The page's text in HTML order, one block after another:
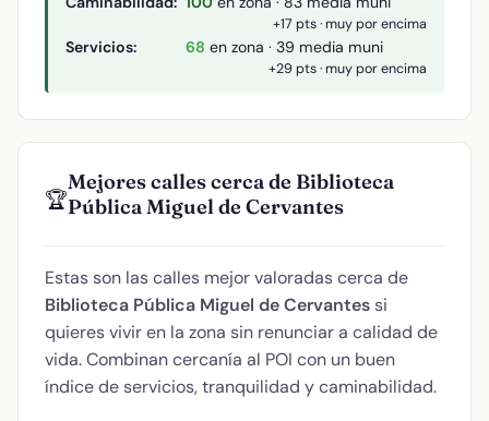
+17 pts · muy por encima
Servicios: 68 en zona · 39 media muni
+29 pts · muy por encima
🏆
Mejores calles cerca de Biblioteca
Pública Miguel de Cervantes
Estas son las calles mejor valoradas cerca de
Biblioteca Pública Miguel de Cervantes si
quieres vivir en la zona sin renunciar a calidad de
vida. Combinan cercanía al POI con un buen
índice de servicios, tranquilidad y caminabilidad.